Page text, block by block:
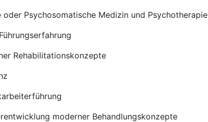
Psychosomatische Medizin und Psychotherapie
Rehabilitationskonzepte
moderner Behandlungskonzepte